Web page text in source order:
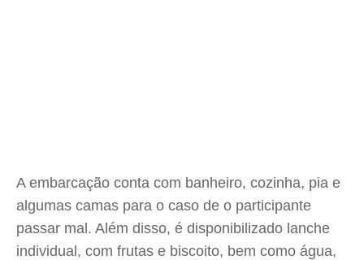
A embarcação conta com banheiro, cozinha, pia e
algumas camas para o caso de o participante
passar mal. Além disso, é disponibilizado lanche
individual, com frutas e biscoito, bem como água,